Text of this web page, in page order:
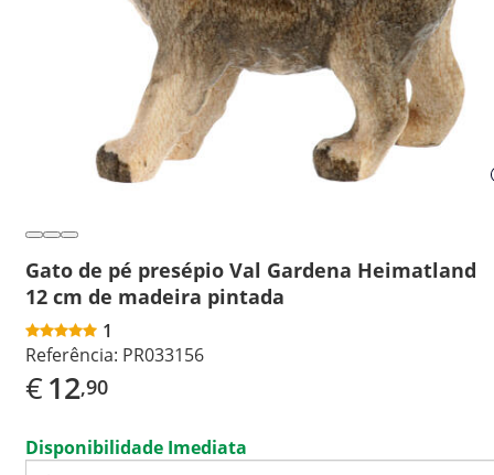
Gato de pé presépio Val Gardena Heimatland
12 cm de madeira pintada
1
Referência: PR033156
€12,90
Disponibilidade Imediata